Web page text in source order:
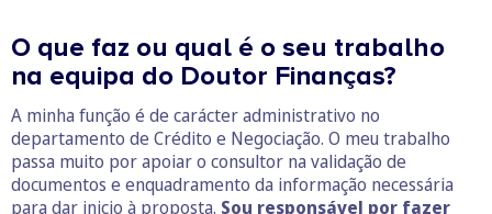
O que faz ou qual é o seu trabalho
na equipa do Doutor Finanças?
A minha função é de carácter administrativo no
departamento de Crédito e Negociação. O meu trabalho
passa muito por apoiar o consultor na validação de
documentos e enquadramento da informação necessária
para dar inicio à proposta. Sou responsável por fazer